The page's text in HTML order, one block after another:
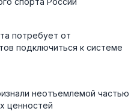
потребует от
подключиться к системе
неотъемлемой частью
ценностей